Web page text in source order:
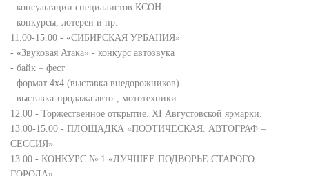
- консультации специалистов КСОН
- конкурсы, лотереи и пр.
11.00-15.00 - «СИБИРСКАЯ УРБАНИЯ»
- «Звуковая Атака» - конкурс автозвука
- байк – фест
- формат 4х4 (выставка внедорожников)
- выставка-продажа авто-, мототехники
12.00 - Торжественное открытие. XI Августовской ярмарки.
13.00-15.00 - ПЛОЩАДКА «ПОЭТИЧЕСКАЯ. АВТОГРАФ –
СЕССИЯ»
13.00 - КОНКУРС № 1 «ЛУЧШЕЕ ПОДВОРЬЕ СТАРОГО